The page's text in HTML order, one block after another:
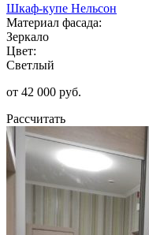
Шкаф-купе Нельсон
Материал фасада:
Зеркало
Цвет:
Светлый
от 42 000 руб.
Рассчитать